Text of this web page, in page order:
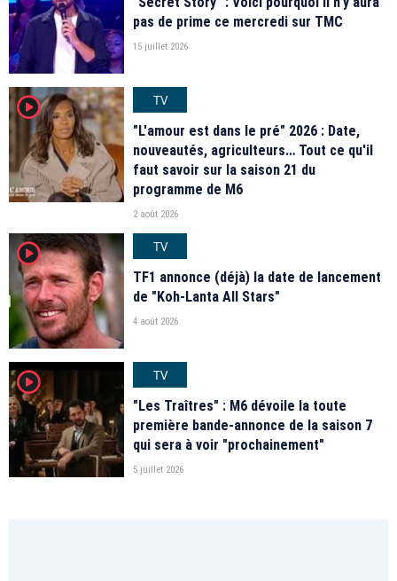
pas de prime ce mercredi sur TMC
15 juillet 2026
player2
TV
"L'amour est dans le pré" 2026 : Date,
nouveautés, agriculteurs… Tout ce qu'il
faut savoir sur la saison 21 du
programme de M6
2 août 2026
player2
TV
TF1 annonce (déjà) la date de lancement
de "Koh-Lanta All Stars"
4 août 2026
player2
TV
"Les Traîtres" : M6 dévoile la toute
première bande-annonce de la saison 7
qui sera à voir "prochainement"
5 juillet 2026